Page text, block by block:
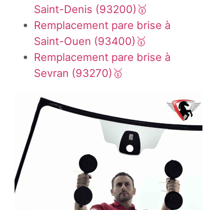
Saint-Denis (93200)🥇
Remplacement pare brise à
Saint-Ouen (93400)🥇
Remplacement pare brise à
Sevran (93270)🥇